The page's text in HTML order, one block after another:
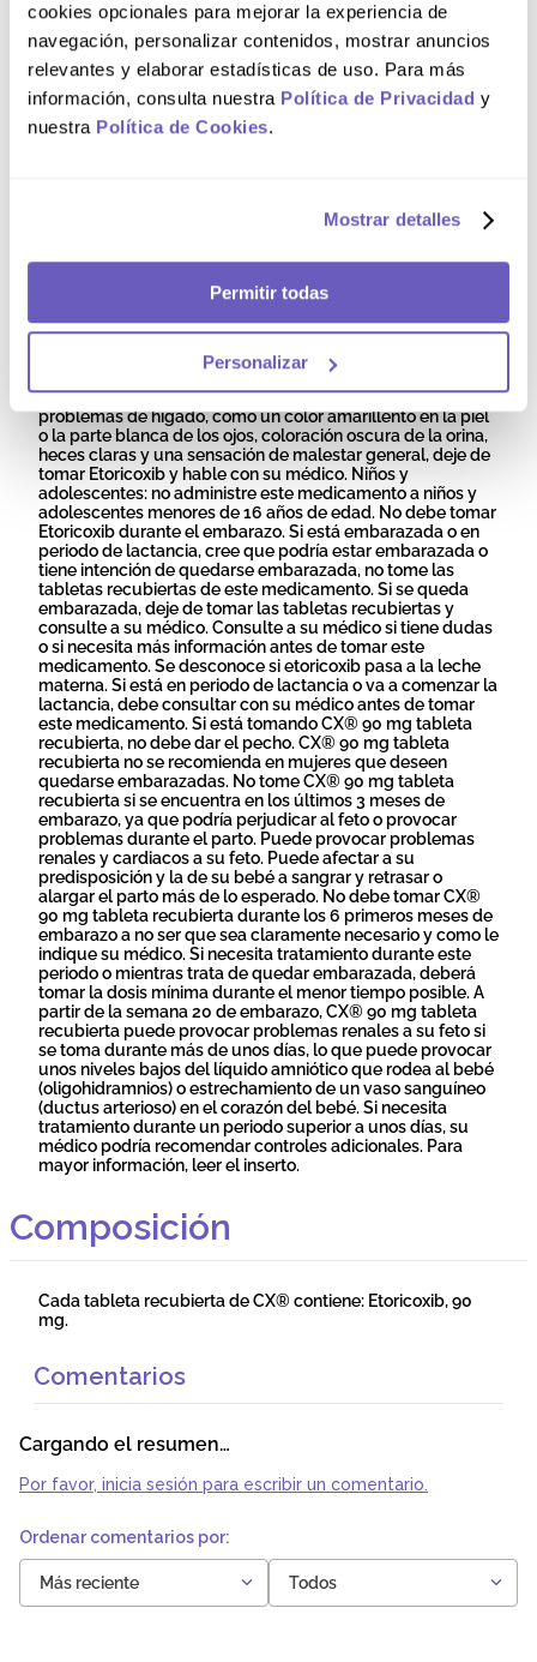
cookies opcionales para mejorar la experiencia de
navegación, personalizar contenidos, mostrar anuncios
relevantes y elaborar estadísticas de uso. Para más
información, consulta nuestra Política de Privacidad y
nuestra Política de Cookies.
Mostrar detalles
Permitir todas
Personalizar
está intentando quedarse embarazada; es una persona
mayor (más de 65 años); tiene diabetes, colesterol alto, o es
fumador, ya que estos pueden aumentar su riesgo de
sufrir una enfermedad cardiaca; no prescribir Etoricoxib a
pacientes cuyos valores de presión arterial se encuentren
por encima de 140/90 mmHg; al iniciar la terapia con
Etoricoxib debe monitorearse la presión arterial durante las
cardiovasculares, como edema (retención de líquido),
alguna de las situaciones anteriores le afecta, hable con su
médico antes de tomar Etoricoxib para comprobar si este
medicamento es apropiado para usted. Durante el
tratamiento: en el primer mes de tratamiento el riesgo de
padecer una reacción cutánea grave es mayor. Deje de
tomar Etoricoxib si presenta una erupción cutánea,
lesiones en la boca (daño en la piel o las encías) u otros
signos de una reacción alérgica. Si padece signos de
problemas de hígado, como un color amarillento en la piel
o la parte blanca de los ojos, coloración oscura de la orina,
heces claras y una sensación de malestar general, deje de
tomar Etoricoxib y hable con su médico. Niños y
adolescentes: no administre este medicamento a niños y
adolescentes menores de 16 años de edad. No debe tomar
Etoricoxib durante el embarazo. Si está embarazada o en
periodo de lactancia, cree que podría estar embarazada o
tiene intención de quedarse embarazada, no tome las
tabletas recubiertas de este medicamento. Si se queda
embarazada, deje de tomar las tabletas recubiertas y
consulte a su médico. Consulte a su médico si tiene dudas
o si necesita más información antes de tomar este
medicamento. Se desconoce si etoricoxib pasa a la leche
materna. Si está en periodo de lactancia o va a comenzar la
lactancia, debe consultar con su médico antes de tomar
este medicamento. Si está tomando CX® 90 mg tableta
recubierta, no debe dar el pecho. CX® 90 mg tableta
recubierta no se recomienda en mujeres que deseen
quedarse embarazadas. No tome CX® 90 mg tableta
recubierta si se encuentra en los últimos 3 meses de
embarazo, ya que podría perjudicar al feto o provocar
problemas durante el parto. Puede provocar problemas
renales y cardiacos a su feto. Puede afectar a su
predisposición y la de su bebé a sangrar y retrasar o
alargar el parto más de lo esperado. No debe tomar CX®
90 mg tableta recubierta durante los 6 primeros meses de
embarazo a no ser que sea claramente necesario y como le
indique su médico. Si necesita tratamiento durante este
periodo o mientras trata de quedar embarazada, deberá
tomar la dosis mínima durante el menor tiempo posible. A
partir de la semana 20 de embarazo, CX® 90 mg tableta
recubierta puede provocar problemas renales a su feto si
se toma durante más de unos días, lo que puede provocar
unos niveles bajos del líquido amniótico que rodea al bebé
(oligohidramnios) o estrechamiento de un vaso sanguíneo
(ductus arterioso) en el corazón del bebé. Si necesita
tratamiento durante un periodo superior a unos días, su
médico podría recomendar controles adicionales. Para
mayor información, leer el inserto.
Composición
Cada tableta recubierta de CX® contiene: Etoricoxib, 90
mg.
Comentarios
Cargando el resumen…
Por favor, inicia sesión para escribir un comentario.
Más reciente Todos